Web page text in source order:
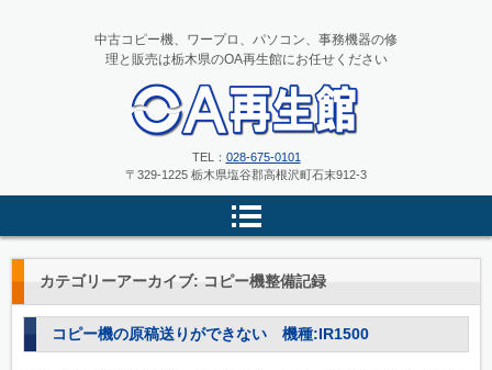
中古コピー機、ワープロ、パソコ
ンの修理と販売 栃木県のOA再
中古コピー機、ワープロ、パソコン、事務機器の修
理と販売は栃木県のOA再生館にお任せください
TEL： 028-675-0101
〒329-1225 栃木県塩谷郡高根沢町石末912-3
カテゴリーアーカイブ: コピー機整備記録
コピー機の原稿送りができない 機種:IR1500